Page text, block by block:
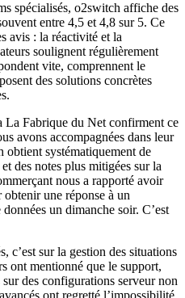
spécialisés, o2switch affiche des
entre 4,5 et 4,8 sur 5. Ce
avis : la réactivité et la
soulignent régulièrement
vite, comprennent le
des solutions concrètes
La Fabrique du Net confirment ce
avons accompagnées dans leur
obtient systématiquement de
des notes plus mitigées sur la
nous a rapporté avoir
une réponse à un
un dimanche soir. C’est
c’est sur la gestion des situations
ont mentionné que le support,
des configurations serveur non